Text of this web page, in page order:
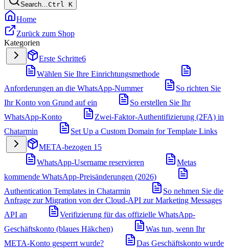
Search…Ctrl K
Home
Zurück zum Shop
Kategorien
Erste Schritte6
Wählen Sie Ihre Einrichtungsmethode
Anforderungen an die WhatsApp-Nummer
So richten Sie
Ihr Konto von Grund auf ein
So erstellen Sie Ihr
WhatsApp-Konto
Zwei-Faktor-Authentifizierung (2FA) in
Chatarmin
Set Up a Custom Domain for Template Links
META-bezogen 15
WhatsApp-Username reservieren
Metas
kommende WhatsApp-Preisänderungen (2026)
Authentication Templates in Chatarmin
So nehmen Sie die
Anfrage zur Migration von der Cloud-API zur Marketing Messages
API an
Verifizierung für das offizielle WhatsApp-
Geschäftskonto (blaues Häkchen)
Was tun, wenn Ihr
META-Konto gesperrt wurde?
Das Geschäftskonto wurde